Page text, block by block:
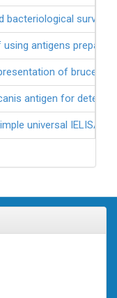
bacteriological survey
antigens
of
antigen for
universal IELISA